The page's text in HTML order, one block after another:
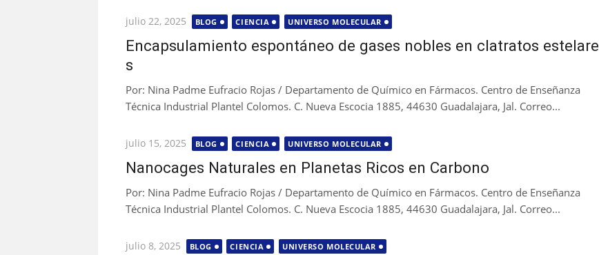
Publicada
julio 22, 2025 BLOG CIENCIA UNIVERSO MOLECULAR
Encapsulamiento espontáneo de gases nobles en clatratos estelare
s
Por: Nina Padme Eufracio Rojas / Departamento de Químico en Fármacos. Centro de Enseñanza
Técnica Industrial Plantel Colomos. C. Nueva Escocia 1885, 44630 Guadalajara, Jal. Correo...
Publicada
julio 15, 2025 BLOG CIENCIA UNIVERSO MOLECULAR
Nanocages Naturales en Planetas Ricos en Carbono
Por: Nina Padme Eufracio Rojas / Departamento de Químico en Fármacos. Centro de Enseñanza
Técnica Industrial Plantel Colomos. C. Nueva Escocia 1885, 44630 Guadalajara, Jal. Correo...
Publicada
julio 8, 2025 BLOG CIENCIA UNIVERSO MOLECULAR